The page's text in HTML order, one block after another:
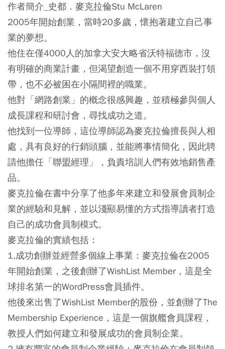
作者簡介_史都．麥克拉倫Stu McLaren
2005年開始創業，當時20多歲，懷抱著建立自己事
業的夢想。
他住在僅4000人的加拿大安大略省沃特福德市，沒
有明確的商業計畫，但渴望創造一個不用穿西裝打領
帶，也不必被困在小隔間裡的職業。
他對「網路創業」的概念很感興趣，並積極參與個人
成長課程和研討會，尋找成功之道。
他找到一位導師，這位導師認為麥克拉倫擅長與人相
處，具有良好的行銷頭腦，並能將事情簡化，因此聘
請他擔任「聯盟經理」，負責培訓人們有效地銷售產
品。
麥克拉倫在書中分享了他多年來建立和發展會員制企
業的經驗和見解，並以淺顯易懂的方式指導讀者打造
自己的成功會員制模式。
麥克拉倫的實績包括：
1.成功創辦並經營多個線上事業：麥克拉倫在2005
年開始創業，之後創辦了WishList Member，這是全
球排名第一的WordPress會員插件。
他後來出售了WishList Member的股份，並創辦了The
Membership Experience，這是一個旗艦會員課程，
教授人們如何建立和發展成功的會員制企業。